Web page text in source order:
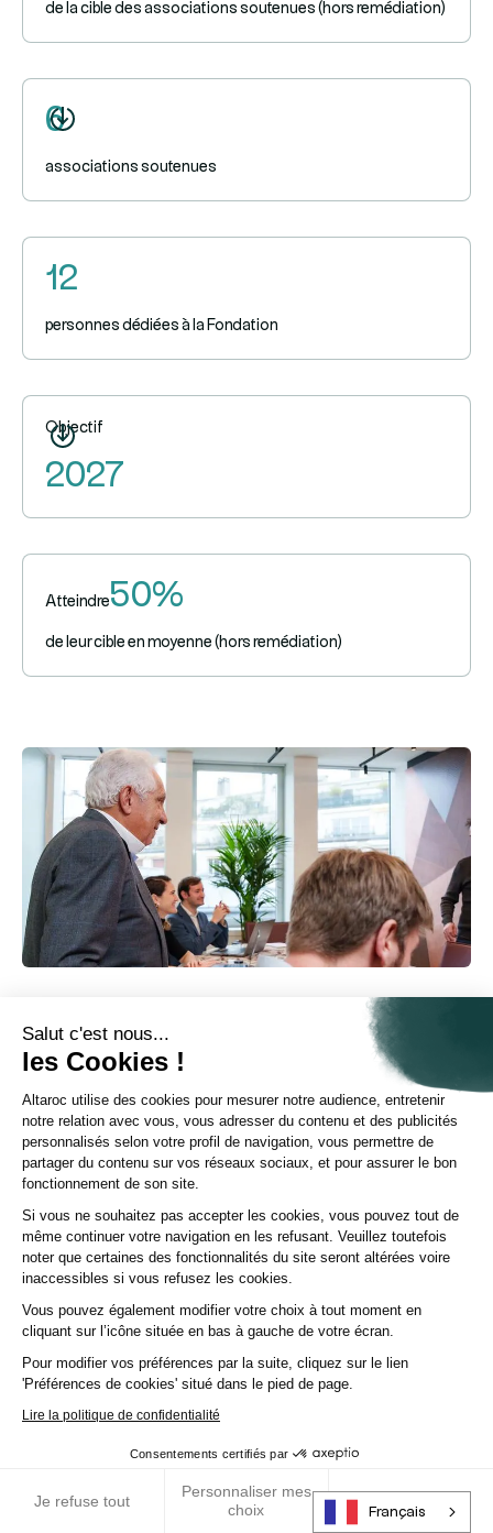
Salut c'est nous...
les Cookies !
Altaroc utilise des cookies pour mesurer notre audience, entretenir
notre relation avec vous, vous adresser du contenu et des publicités
personnalisés selon votre profil de navigation, vous permettre de
partager du contenu sur vos réseaux sociaux, et pour assurer le bon
fonctionnement de son site.
Si vous ne souhaitez pas accepter les cookies, vous pouvez tout de
même continuer votre navigation en les refusant. Veuillez toutefois
noter que certaines des fonctionnalités du site seront altérées voire
inaccessibles si vous refusez les cookies.
Vous pouvez également modifier votre choix à tout moment en
cliquant sur l’icône située en bas à gauche de votre écran.
Pour modifier vos préférences par la suite, cliquez sur le lien
'Préférences de cookies' situé dans le pied de page.
Lire la politique de confidentialité
Consentements certifiés par
Je refuse tout
Personnaliser mes
choix
J’accepte tout
RGPD
6
associations soutenues
de la cible des associations soutenues (hors remédiation)
12
personnes dédiées à la Fondation
Objectif
2027
Atteindre50%
de leur cible en moyenne (hors remédiation)
La Fondation applique les méthodes du Private Equity au service
du monde caritatif selon les méthodes de la Venture
Philanthropy. Au-delà du financement par le biais des fonds
philanthropiques AlphaDiamant, elle accompagne les
associations dans la durée en leur apportant les compétences
indispensables pour changer d’échelle et avoir un impact sociétal
durable.
Les fonds philanthropiques
AlphaDiamant
Les fonds philanthropiques sont des structures financières
établies dans le but de collecter, gérer et distribuer des
ressources financières en faveur d’organisations caritatives ou
d’initiatives sociales.
Les fonds AlphaDiamantlèvent des capitaux auprès
d’investisseurs externes(Family Offices, investisseurs
institutionnels et fondations) et
premier plan. Les rendements des trois fonds déjà levés
Un quatrième fonds est en cours de levée pour un montant cible de
Français